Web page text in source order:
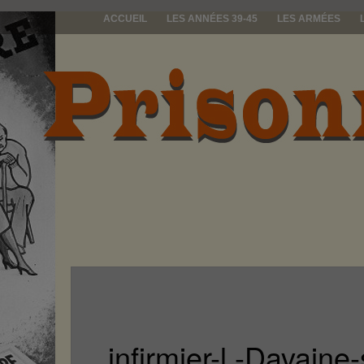
ACCUEIL LES ANNÉES 39-45 LES ARMÉES
prisonniers